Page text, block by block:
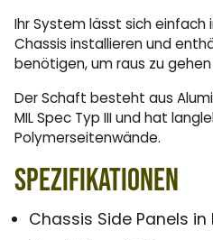
Ihr System lässt sich
Chassis installieren und
benötigen, um raus zu
Der Schaft besteht aus
MIL Spec Typ III und hat
Polymerseitenwände.
Spezifikationen
Chassis Side Panels in